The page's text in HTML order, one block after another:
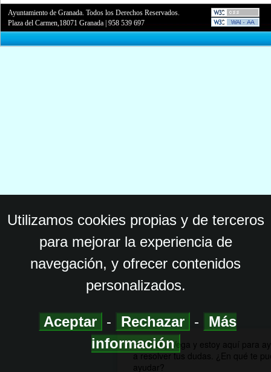
Ayuntamiento de Granada. Todos los Derechos Reservados.
Plaza del Carmen,18071 Granada |958 539 697
Utilizamos cookies propias y de terceros
para mejorar la experiencia de
navegación, y ofrecer contenidos
personalizados.
Aceptar - Rechazar -
Más
información